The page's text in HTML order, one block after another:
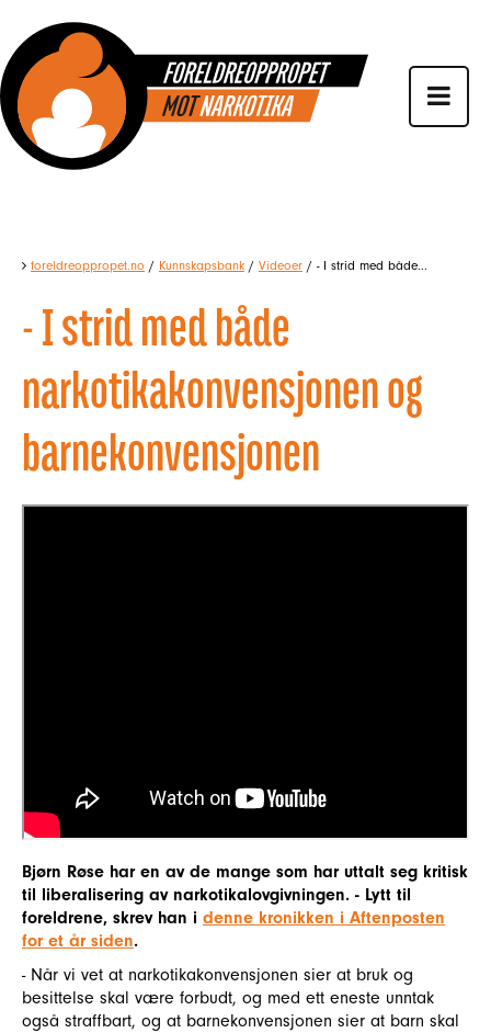
foreldreoppropet.no / Kunnskapsbank / Videoer / - I strid med både...
- I strid med både
narkotikakonvensjonen og
barnekonvensjonen
Bjørn Røse har en av de mange som har uttalt seg kritisk
til liberalisering av narkotikalovgivningen. - Lytt til
foreldrene, skrev han i denne kronikken i Aftenposten
for et år siden.
- Når vi vet at narkotikakonvensjonen sier at bruk og
besittelse skal være forbudt, og med ett eneste unntak
også straffbart, og at barnekonvensjonen sier at barn skal